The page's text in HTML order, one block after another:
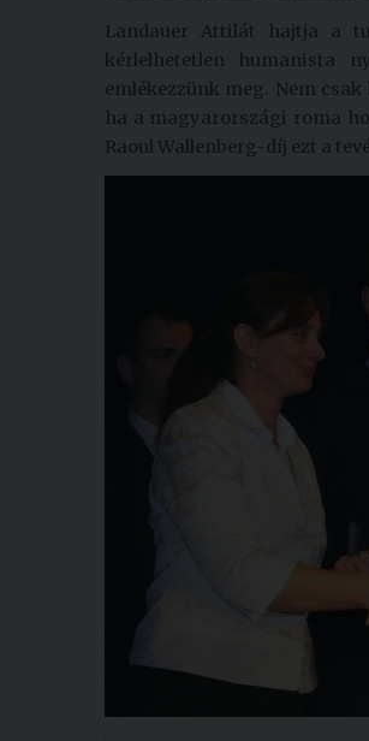
Landauer Attilát hajtja a
kérlelhetetlen humanista
emlékezzünk meg. Nem
ha a magyarországi roma
Raoul Wallenberg-díj ezt a